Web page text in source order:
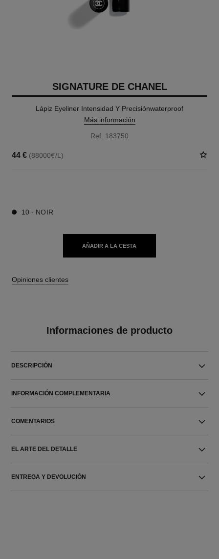
SIGNATURE DE CHANEL
Lápiz Eyeliner Intensidad Y Precisiónwaterproof
Más información
Ref. 183750
44 € (88000€/L)
10 - NOIR
AÑADIR A LA CESTA
Opiniones clientes
Informaciones de producto
DESCRIPCIÓN
INFORMACIÓN COMPLEMENTARIA
COMENTARIOS
EL ARTE DEL DETALLE
ENTREGA Y DEVOLUCIÓN